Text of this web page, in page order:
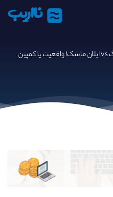
نااریب
مارک زاکربرگ vs ایلان ماسک! واقعیت یا کمپین